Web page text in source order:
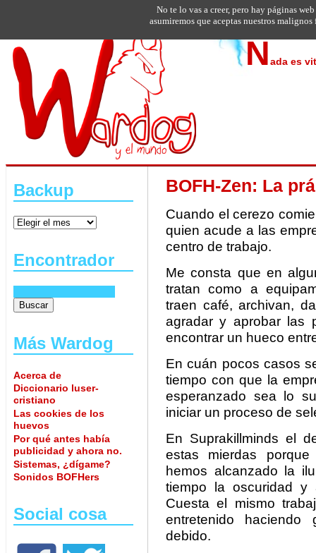
Nada es
Backup
Encontrador
Más Wardog
Acerca de
Diccionario luser-
cristiano
Las cookies de los
huevos
Por qué antes había
publicidad y ahora no.
Sistemas, ¿dígame?
Sonidos BOFHers
Social cosa
BOFH-Zen: La
Cuando el cerezo
quien acude a las
centro de trabajo.
Me consta que en
tratan como a
traen café, archivan,
agradar y aprobar las
encontrar un hueco
En cuán pocos casos
tiempo con que la
esperanzado sea lo
iniciar un proceso de
En Suprakillminds el
estas mierdas
hemos alcanzado la
tiempo la oscuridad y
Cuesta el mismo
entretenido
debido.
No te lo vas a creer, pero hay páginas
asumiremos que aceptas nuestros